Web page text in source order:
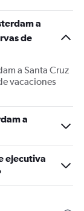
a
de
a Santa Cruz
vacaciones
a
ejecutiva